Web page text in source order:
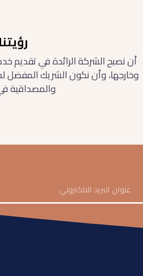
رؤيتنا
أن نصبح الشركة الرائدة في تقديم
وخارجها، وأن نكون الشريك المفضل
والمصداقية